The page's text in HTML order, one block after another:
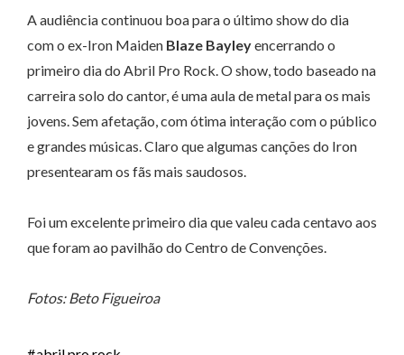
A audiência continuou boa para o último show do dia
com o ex-Iron Maiden Blaze Bayleyencerrando o
primeiro dia do Abril Pro Rock. O show, todo baseado na
carreira solo do cantor, é uma aula de metal para os mais
jovens. Sem afetação, com ótima interação com o público
e grandes músicas. Claro que algumas canções do Iron
presentearam os fãs mais saudosos.
Foi um excelente primeiro dia que valeu cada centavo aos
que foram ao pavilhão do Centro de Convenções.
Fotos: Beto Figueiroa